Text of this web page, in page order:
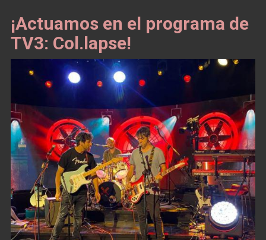
¡Actuamos en el programa de
TV3: Col.lapse!